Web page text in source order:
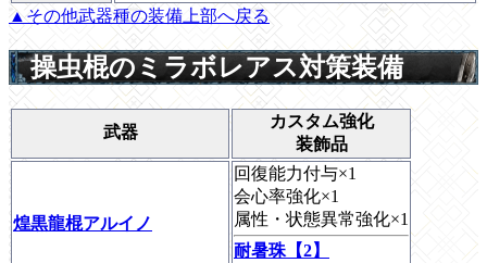
▲その他武器種の装備上部へ戻る
操虫棍のミラボレアス対策装備
武器
カスタム強化
装飾品
煌黒龍棍アルイノ
回復能力付与×1
会心率強化×1
属性・状態異常強化×1
耐暑珠【2】